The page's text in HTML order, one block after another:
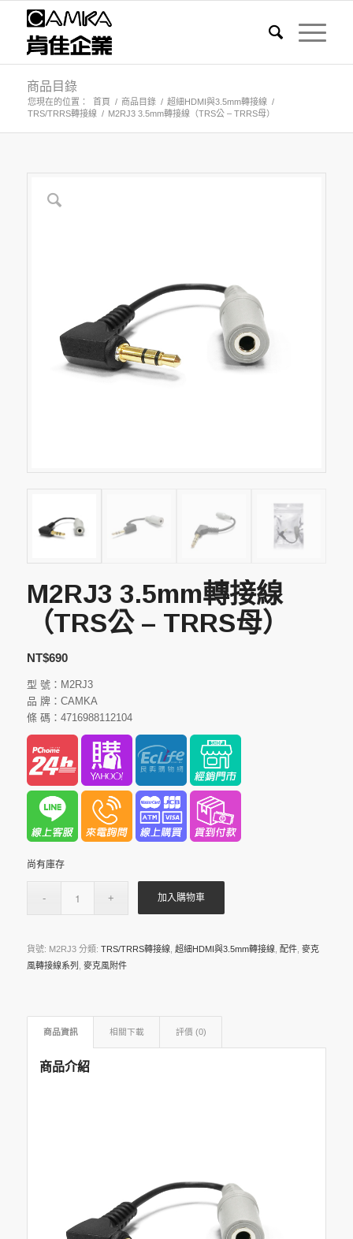
商品目錄
您現在的位置： 首頁 / 商品目錄 / 超細HDMI與3.5mm轉接線 /
TRS/TRRS轉接線 / M2RJ3 3.5mm轉接線（TRS公 – TRRS母）
M2RJ3 3.5mm轉接線
（TRS公 – TRRS母）
NT$690
型 號：M2RJ3
品 牌：CAMKA
條 碼：4716988112104
尚有庫存
加入購物車
貨號: M2RJ3 分類: TRS/TRRS轉接線 超細HDMI與3.5mm轉接線 配件, 麥克
風轉接線系列
麥克風附件
商品資訊 相關下載 評價 (0)
商品介紹